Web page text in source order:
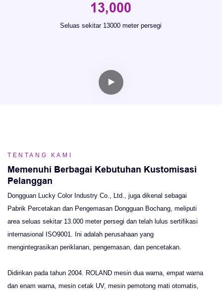
13,000
Seluas sekitar 13000 meter persegi
TENTANG KAMI
Memenuhi Berbagai Kebutuhan Kustomisasi
Pelanggan
Dongguan Lucky Color Industry Co., Ltd., juga dikenal sebagai
Pabrik Percetakan dan Pengemasan Dongguan Bochang, meliputi
area seluas sekitar 13.000 meter persegi dan telah lulus sertifikasi
internasional ISO9001. Ini adalah perusahaan yang
mengintegrasikan periklanan, pengemasan, dan pencetakan.
Didirikan pada tahun 2004. ROLAND mesin dua warna, empat warna
dan enam warna, mesin cetak UV, mesin pemotong mati otomatis,